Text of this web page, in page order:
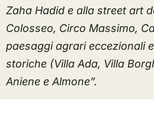
Zaha Hadid e alla street art
Colosseo, Circo Massimo,
paesaggi agrari eccezionali
storiche (Villa Ada, Villa
Aniene e Almone”.